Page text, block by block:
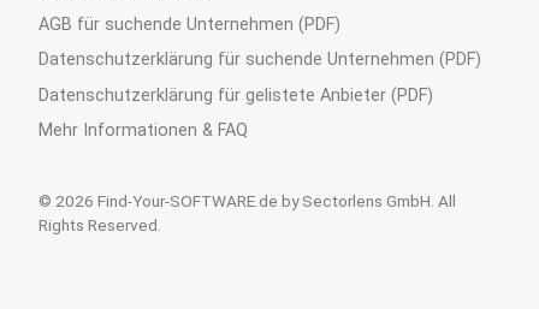
AGB für suchende Unternehmen (PDF)
Datenschutzerklärung für suchende Unternehmen (PDF)
Datenschutzerklärung für gelistete Anbieter (PDF)
Mehr Informationen & FAQ
© 2026 Find-Your-SOFTWARE.de by Sectorlens GmbH. All
Rights Reserved.